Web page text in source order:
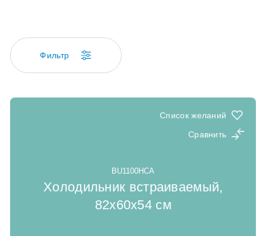
Фильтр
Список желаний
Сравнить
BU1100HCA
Холодильник встраиваемый,
82x60x54 cм